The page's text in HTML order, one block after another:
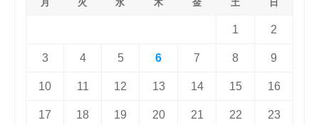
月
火 水 木 金 土 日
1 2
3 4 5 6 7 8 9
10 11 12 13 14 15 16
17 18 19 20 21 22 23